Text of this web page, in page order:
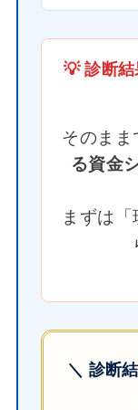
💡 診断
そのまま
る資金
まずは
＼ 診断